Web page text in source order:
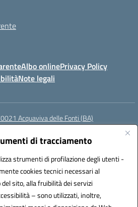
di tracciamento
strumenti di profilazione degli utenti -
cookies tecnici necessari al
sito, alla fruibilità dei servizi
– sono utilizzati, inoltre,
Albo onlinePrivacy Policy
Note legali
Acquaviva delle Fonti (BA)
baic89400e@pec.istruzione.it
Amministrazioni (IPA): icddagio
UFGHCG